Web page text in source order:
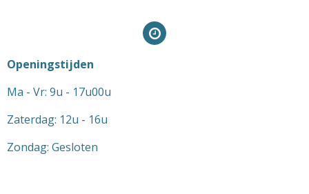
Openingstijden
Ma - Vr: 9u - 17u00u
Zaterdag: 12u - 16u
Zondag: Gesloten